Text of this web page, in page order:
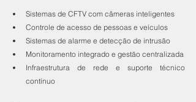
Sistemas de CFTV com câmeras inteligentes
Controle de acesso de pessoas e veículos
Sistemas de alarme e detecção de intrusão
Monitoramento integrado e gestão centralizada
Infraestrutura de rede e suporte técnico
contínuo